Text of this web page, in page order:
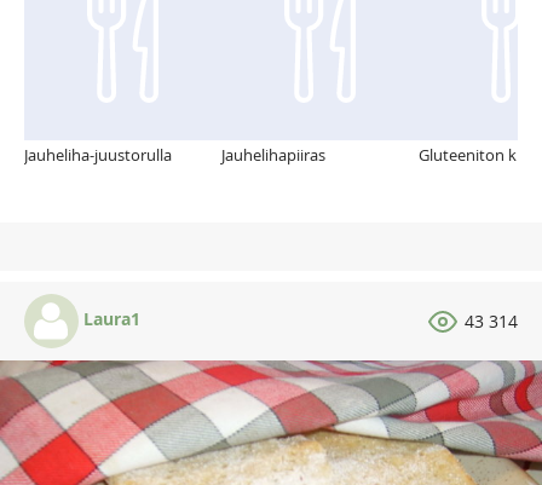
Jauheliha-juustorulla Jauhelihapiiras Gluteeniton
Laura1 43 314